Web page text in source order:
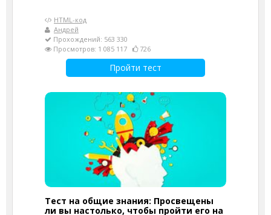
HTML-код
Андрей
Прохождений: 563 330
Просмотров: 1 085 117
726
Пройти тест
Тест на общие знания: Просвещены
ли вы настолько, чтобы пройти его на